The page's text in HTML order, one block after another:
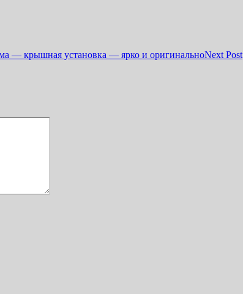
— крышная установка — ярко и оригинальноNext Post